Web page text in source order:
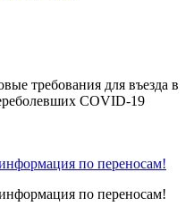
требования для въезда в
COVID-19
по переносам!
по переносам!